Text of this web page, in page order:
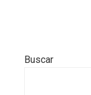
Buscar